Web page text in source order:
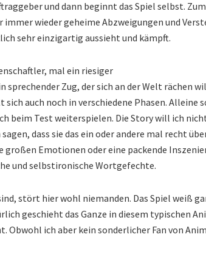
und dann beginnt das Spiel selbst.
wieder geheime Abzweigungen und
sehr einzigartig aussieht und kämpft.
mal ein riesiger
sprechender Zug, der sich an der Welt rächen
auch noch in verschiedene Phasen. Alleine
beim Test weiterspielen. Die Story will ich
dass sie das ein oder andere mal recht
Emotionen oder eine packende
und selbstironische Wortgefechte.
stört hier wohl niemanden. Das Spiel weiß
geschieht das Ganze in diesem typischen
Obwohl ich aber kein sonderlicher Fan von